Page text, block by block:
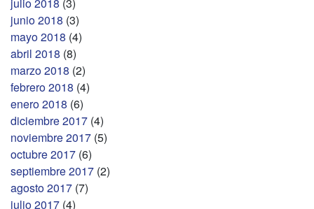
junio 2018 (3)
mayo 2018 (4)
abril 2018 (8)
marzo 2018 (2)
febrero 2018 (4)
enero 2018 (6)
diciembre 2017 (4)
noviembre 2017 (5)
octubre 2017 (6)
septiembre 2017 (2)
agosto 2017 (7)
julio 2017 (4)